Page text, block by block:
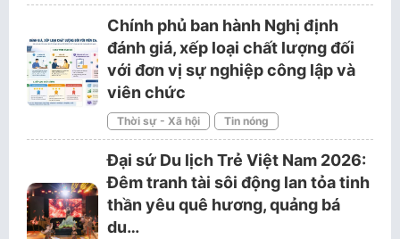
Chính phủ ban hành Nghị định
đánh giá, xếp loại chất lượng đối
với đơn vị sự nghiệp công lập và
viên chức
Thời sự - Xã hội Tin nóng
Đại sứ Du lịch Trẻ Việt Nam 2026:
Đêm tranh tài sôi động lan tỏa tinh
thần yêu quê hương, quảng bá
du…